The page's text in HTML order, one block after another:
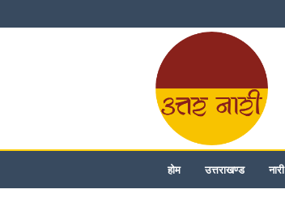
होम उत्तराखण्ड नारी